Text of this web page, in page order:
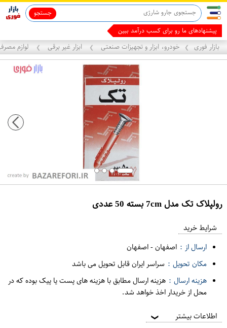
جستجو
ما
بازار فوری ❯ خودرو، ابزار و تجهیزات صنعتی ❯ ابزار غیر برقی ❯ لوازم
رولپلاک تک مدل 7cm بسته 50 عددی
ف
ر
شرایط خرید
ارسال از : اصفهان-اصفهان
مکان تحویل : سراسر ایران قابل تحویل می باشد
هزینه ارسال : هزینه ارسال مطابق با هزینه های پست یا پیک بوده که در
محل از خریدار اخذ خواهد شد.
اطلاعات بیشتر ❯